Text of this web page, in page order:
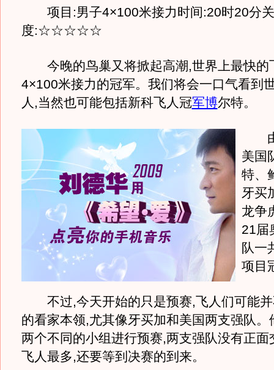
项目:男子4×100米接力时间:20时20分
度:☆☆☆☆☆
今晚的鸟巢又将掀起高潮,世界上最快的
4×100米接力的冠军。我们将会一口气看到
人,当然也可能包括新科飞人冠军博尔特。
由
美国
特、
牙买
龙争
21届
队一
项目
不过,今天开始的只是预赛,飞人们可能并
的看家本领,尤其像牙买加和美国两支强队。
两个不同的小组进行预赛,两支强队没有正面
飞人最多,还要等到决赛的到来。